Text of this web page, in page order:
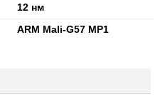
12 нм
ARM Mali-G57 MP1